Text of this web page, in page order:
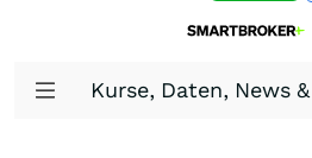
Kurse, Daten, News